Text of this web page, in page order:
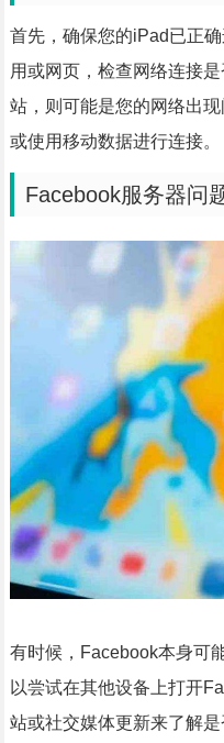
首先，确保您的iPad已正
用或网页，检查网络连接
站，则可能是您的网络出
或使用移动数据进行连接。
Facebook服务器问
有时候，Facebook本身可
以尝试在其他设备上打开
站或社交媒体更新来了解是